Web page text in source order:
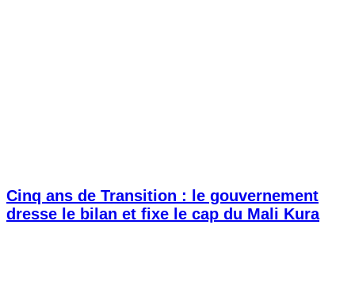
Cinq ans de Transition : le gouvernement
dresse le bilan et fixe le cap du Mali Kura